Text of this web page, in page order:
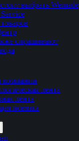
выбрать Wemade
спрашивают
компании
лента
лента
повязка